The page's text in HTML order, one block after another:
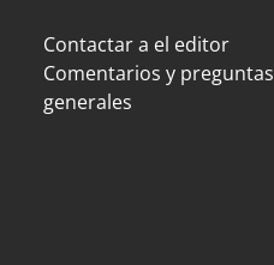
Contactar a el editor
Comentarios y preguntas
generales